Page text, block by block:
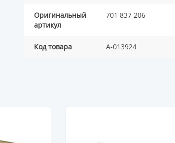
Оригинальный
артикул
701 837 206
Код товара A-013924